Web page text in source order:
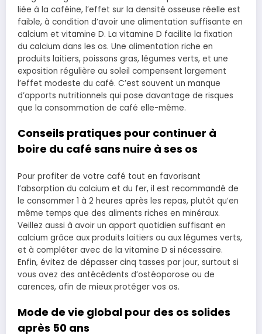
liée à la caféine, l’effet sur la densité osseuse réelle est
faible, à condition d’avoir une alimentation suffisante en
calcium et vitamine D. La vitamine D facilite la fixation
du calcium dans les os. Une alimentation riche en
produits laitiers, poissons gras, légumes verts, et une
exposition régulière au soleil compensent largement
l’effet modeste du café. C’est souvent un manque
d’apports nutritionnels qui pose davantage de risques
que la consommation de café elle-même.
Conseils pratiques pour continuer à
boire du café sans nuire à ses os
Pour profiter de votre café tout en favorisant
l’absorption du calcium et du fer, il est recommandé de
le consommer 1 à 2 heures après les repas, plutôt qu’en
même temps que des aliments riches en minéraux.
Veillez aussi à avoir un apport quotidien suffisant en
calcium grâce aux produits laitiers ou aux légumes verts,
et à compléter avec de la vitamine D si nécessaire.
Enfin, évitez de dépasser cinq tasses par jour, surtout si
vous avez des antécédents d’ostéoporose ou de
carences, afin de mieux protéger vos os.
Mode de vie global pour des os solides
après 50 ans